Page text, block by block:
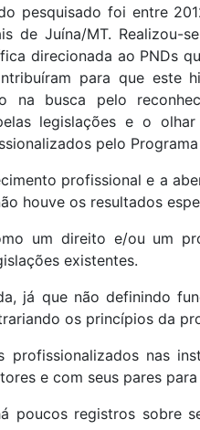
pesquisado foi entre
de Juína/MT.
direcionada ao PNDs
para que este
na busca pelo
legislações e o
pelo
profissional e a
houve os resultados
um direito e/ou um
existentes.
já que não definindo
os princípios da
nas
e com seus pares
registros sobre